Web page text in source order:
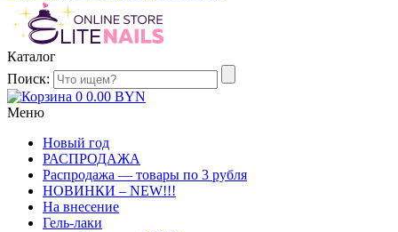
Каталог
Поиск:
0 0.00 BYN
Меню
Новый год
РАСПРОДАЖА
Распродажа — товары по 3 рубля
НОВИНКИ – NEW!!!
На внесение
Гель-лаки